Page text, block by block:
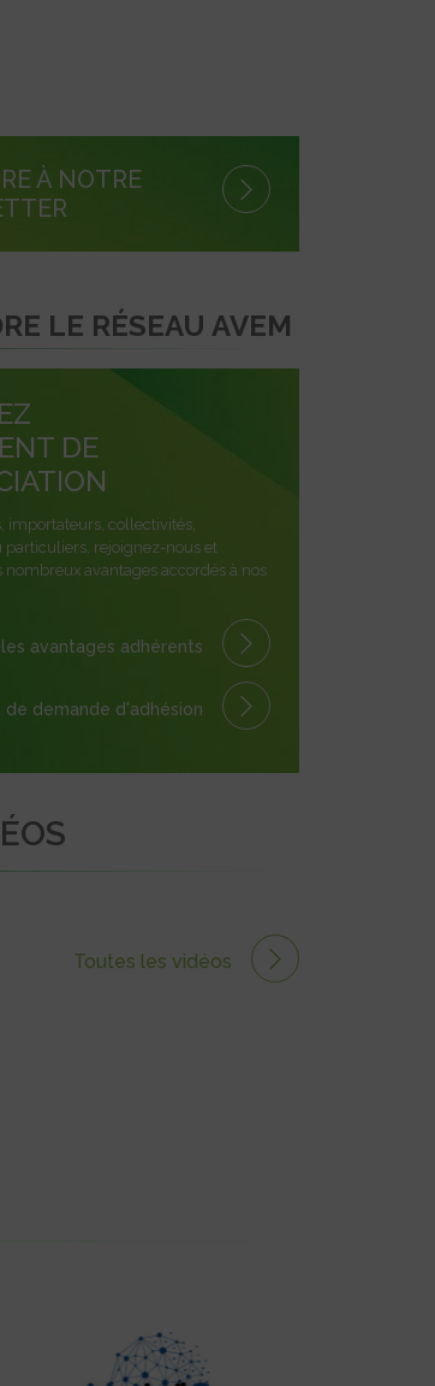
À NOTRE
LE RÉSEAU AVEM
DE
importateurs, collectivités,
particuliers, rejoignez-nous et
nombreux avantages accordés à nos
avantages adhérents
de demande d'adhésion
Toutes les vidéos